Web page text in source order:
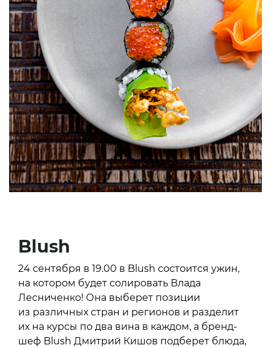
Blush
24 сентября в 19.00 в Blush состоится ужин,
на котором будет солировать Влада
Лесниченко! Она выберет позиции
из различных стран и регионов и разделит
их на курсы по два вина в каждом, а бренд-
шеф Blush Дмитрий Кишов подберет блюда,